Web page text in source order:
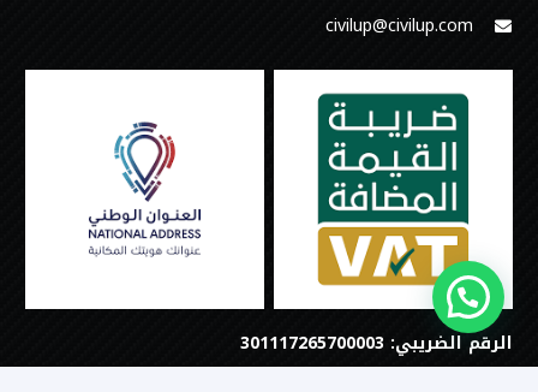
civilup@civilup.com
الرقم الضريبي: 301117265700003